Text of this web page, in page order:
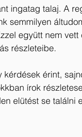
ingatag talaj. A
semmilyen
együtt nem vett
részleteibe.
érint,
írok
elütést se találni